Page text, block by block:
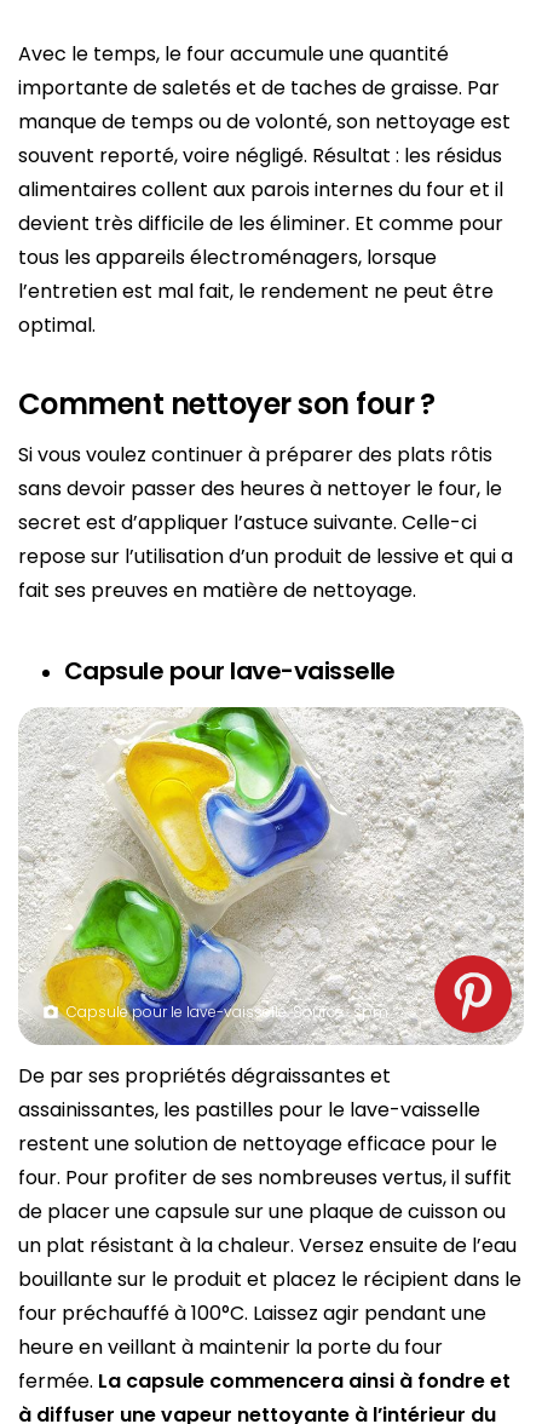
Avec le temps, le four accumule une quantité
importante de saletés et de taches de graisse. Par
manque de temps ou de volonté, son nettoyage est
souvent reporté, voire négligé. Résultat : les résidus
alimentaires collent aux parois internes du four et il
devient très difficile de les éliminer. Et comme pour
tous les appareils électroménagers, lorsque
l’entretien est mal fait, le rendement ne peut être
optimal.
Comment nettoyer son four ?
Si vous voulez continuer à préparer des plats rôtis
sans devoir passer des heures à nettoyer le four, le
secret est d’appliquer l’astuce suivante. Celle-ci
repose sur l’utilisation d’un produit de lessive et qui a
fait ses preuves en matière de nettoyage.
Capsule pour lave-vaisselle
Capsule pour le lave-vaisselle. Source : spm
De par ses propriétés dégraissantes et
assainissantes, les pastilles pour le lave-vaisselle
restent une solution de nettoyage efficace pour le
four. Pour profiter de ses nombreuses vertus, il suffit
de placer une capsule sur une plaque de cuisson ou
un plat résistant à la chaleur. Versez ensuite de l’eau
bouillante sur le produit et placez le récipient dans le
four préchauffé à 100°C. Laissez agir pendant une
heure en veillant à maintenir la porte du four
fermée. La capsule commencera ainsi à fondre et
à diffuser une vapeur nettoyante à l’intérieur du